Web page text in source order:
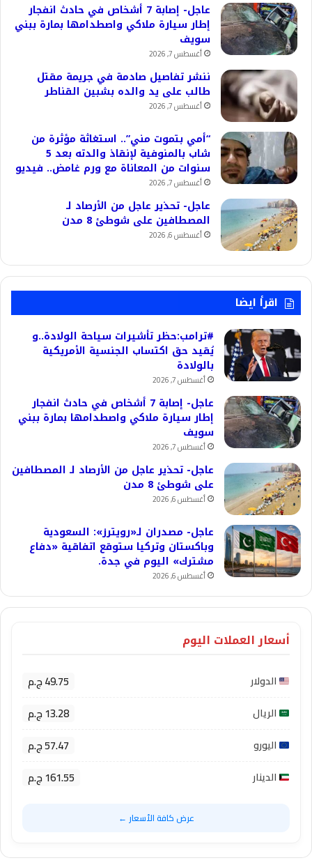
عاجل- إصابة 7 أشخاص في حادث انفجار
إطار سيارة ملاكي واصطدامها بمارة ببني
سويف
أغسطس 7, 2026
ننشر تفاصيل صادمة في جريمة مقتل
طالب على يد والده بشبين القناطر
أغسطس 7, 2026
“أمي بتموت مني”.. استغاثة مؤثرة من
شاب بالمنوفية لإنقاذ والدته بعد 5
سنوات من المعاناة مع ورم غامض.. فيديو
أغسطس 7, 2026
عاجل- تحذير عاجل من الأرصاد لـ
المصطافين على شوطئ 8 مدن
أغسطس 6, 2026
اقرأ ايضا
#ترامب:حظر تأشيرات سياحة الولادة..و
يُقيد حق اكتساب الجنسية الأمريكية
بالولادة
أغسطس 7, 2026
عاجل- إصابة 7 أشخاص في حادث انفجار
إطار سيارة ملاكي واصطدامها بمارة ببني
سويف
أغسطس 7, 2026
عاجل- تحذير عاجل من الأرصاد لـ المصطافين
على شوطئ 8 مدن
أغسطس 6, 2026
عاجل- مصدران لـ«رويترز»: السعودية
وباكستان وتركيا ستوقع اتفاقية «دفاع
مشترك» اليوم في جدة.
أغسطس 6, 2026
أسعار العملات اليوم
الدولار 49.75 ج.م
الريال 13.28 ج.م
اليورو 57.47 ج.م
الدينار 161.55 ج.م
عرض كافة الأسعار ←